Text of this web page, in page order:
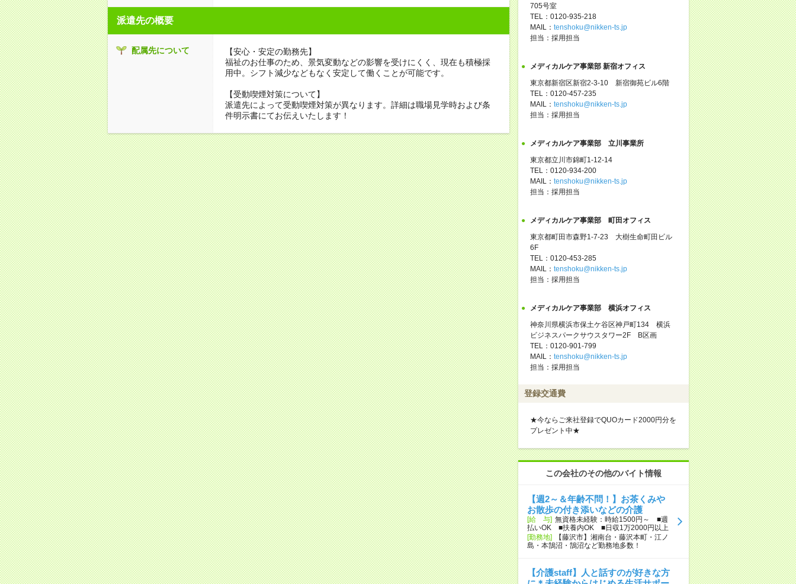
派遣先の概要
配属先について
【安心・安定の勤務先】
福祉のお仕事のため、景気変動などの影響を受けにくく、現在も積極採
用中。シフト減少などもなく安定して働くことが可能です。
【受動喫煙対策について】
派遣先によって受動喫煙対策が異なります。詳細は職場見学時および条
件明示書にてお伝えいたします！
705号室
TEL：0120-935-218
MAIL： tenshoku@nikken-ts.jp
担当：採用担当
メディカルケア事業部 新宿オフィス
東京都新宿区新宿2-3-10 新宿御苑ビル6階
TEL：0120-457-235
MAIL： tenshoku@nikken-ts.jp
担当：採用担当
メディカルケア事業部 立川事業所
東京都立川市錦町1-12-14
TEL：0120-934-200
MAIL： tenshoku@nikken-ts.jp
担当：採用担当
メディカルケア事業部 町田オフィス
東京都町田市森野1-7-23 大樹生命町田ビル
6F
TEL：0120-453-285
MAIL： tenshoku@nikken-ts.jp
担当：採用担当
メディカルケア事業部 横浜オフィス
神奈川県横浜市保土ケ谷区神戸町134 横浜
ビジネスパークサウスタワー2F B区画
TEL：0120-901-799
MAIL： tenshoku@nikken-ts.jp
担当：採用担当
登録交通費
★今ならご来社登録でQUOカード2000円分を
プレゼント中★
この会社のその他のバイト情報
【週2～＆年齢不問！】お茶くみや
お散歩の付き添いなどの介護
[給 与] 無資格未経験：時給1500円～ ■週
払いOK ■扶養内OK ■日収1万2000円以上
[勤務地]
【藤沢市】湘南台・藤沢本町・江ノ
島・本鵠沼・鵠沼など勤務地多数！
【介護staff】人と話すのが好きな方